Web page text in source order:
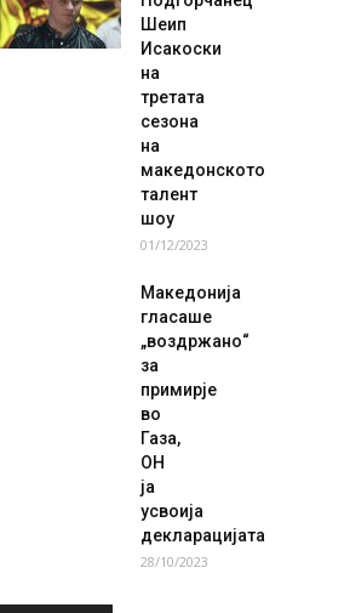
Шеип
Исакоски
на
третата
сезона
на
македонското
талент
шоу
01/12/2023
Македонија
гласаше
„воздржано“
за
примирје
во
Газа,
ОН
ја
усвоија
декларацијата
28/10/2023